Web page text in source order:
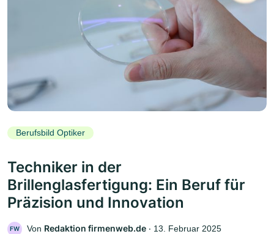
Berufsbild Optiker
Techniker in der
Brillenglasfertigung: Ein Beruf für
Präzision und Innovation
FW Von Redaktion firmenweb.de ‧ 13. Februar 2025